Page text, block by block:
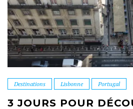
Destinations Lisbonne Portugal
3 JOURS POUR